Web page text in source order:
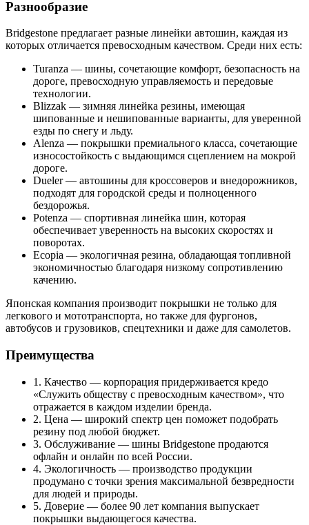
Разнообразие
Bridgestone предлагает разные линейки автошин, каждая из
которых отличается превосходным качеством. Среди них есть:
Turanza — шины, сочетающие комфорт, безопасность на
дороге, превосходную управляемость и передовые
технологии.
Blizzak — зимняя линейка резины, имеющая
шипованные и нешипованные варианты, для уверенной
езды по снегу и льду.
Alenza — покрышки премиального класса, сочетающие
износостойкость с выдающимся сцеплением на мокрой
дороге.
Dueler — автошины для кроссоверов и внедорожников,
подходят для городской среды и полноценного
бездорожья.
Potenza — спортивная линейка шин, которая
обеспечивает уверенность на высоких скоростях и
поворотах.
Ecopia — экологичная резина, обладающая топливной
экономичностью благодаря низкому сопротивлению
качению.
Японская компания производит покрышки не только для
легкового и мототранспорта, но также для фургонов,
автобусов и грузовиков, спецтехники и даже для самолетов.
Преимущества
1. Качество — корпорация придерживается кредо
«Служить обществу с превосходным качеством», что
отражается в каждом изделии бренда.
2. Цена — широкий спектр цен поможет подобрать
резину под любой бюджет.
3. Обслуживание — шины Bridgestone продаются
офлайн и онлайн по всей России.
4. Экологичность — производство продукции
продумано с точки зрения максимальной безвредности
для людей и природы.
5. Доверие — более 90 лет компания выпускает
покрышки выдающегося качества.